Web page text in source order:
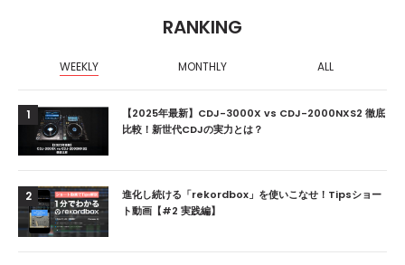
RANKING
WEEKLY MONTHLY ALL
1
【2025年最新】CDJ-3000X vs CDJ-2000NXS2 徹底
比較！新世代CDJの実力とは？
2
進化し続ける「rekordbox」を使いこなせ！Tipsショー
ト動画【#2 実践編】